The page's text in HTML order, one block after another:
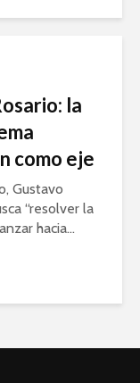
la
como eje
Gustavo
“resolver la
hacia...